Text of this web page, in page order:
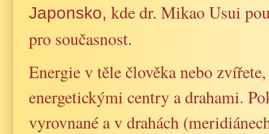
Japonsko, kde dr. Mikao Usui
pro současnost.
Energie v těle člověka nebo
energetickými centry a drahami.
vyrovnané a v drahách